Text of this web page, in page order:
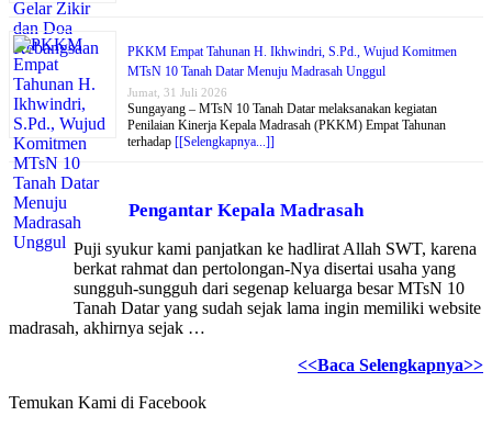
PKKM Empat Tahunan H. Ikhwindri, S.Pd., Wujud Komitmen
MTsN 10 Tanah Datar Menuju Madrasah Unggul
Jumat, 31 Juli 2026
Sungayang – MTsN 10 Tanah Datar melaksanakan kegiatan
Penilaian Kinerja Kepala Madrasah (PKKM) Empat Tahunan
terhadap [[Selengkapnya...]]
Pengantar Kepala Madrasah
Puji syukur kami panjatkan ke hadlirat Allah SWT, karena
berkat rahmat dan pertolongan-Nya disertai usaha yang
sungguh-sungguh dari segenap keluarga besar MTsN 10
Tanah Datar yang sudah sejak lama ingin memiliki website
madrasah, akhirnya sejak …
<<Baca Selengkapnya>>
Temukan Kami di Facebook